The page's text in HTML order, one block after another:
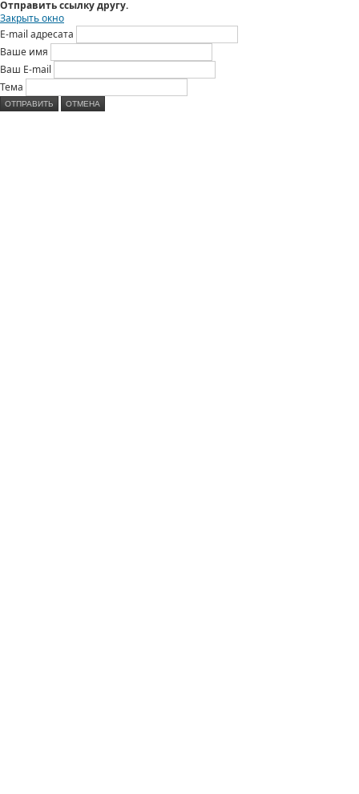
Отправить ссылку другу.
Закрыть окно
E-mail адресата
Ваше имя
Ваш E-mail
Тема
ОТПРАВИТЬ ОТМЕНА